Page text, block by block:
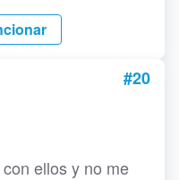
#20
ellos y no me